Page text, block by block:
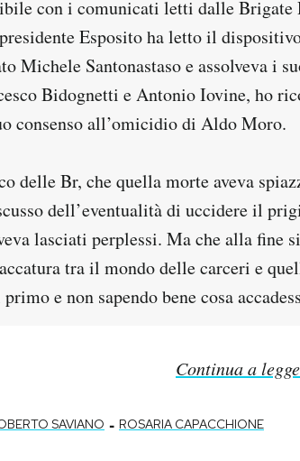
con i comunicati letti dalle Brigate
Esposito ha letto il
Michele Santonastaso e assolveva i
Bidognetti e Antonio Iovine, ho
consenso all’omicidio di Aldo Moro.
delle Br, che quella morte aveva
dell’eventualità di uccidere il
lasciati perplessi. Ma che alla fine
tra il mondo delle carceri e
e non sapendo bene cosa
Continua a
SAVIANO - ROSARIA CAPACCHIONE